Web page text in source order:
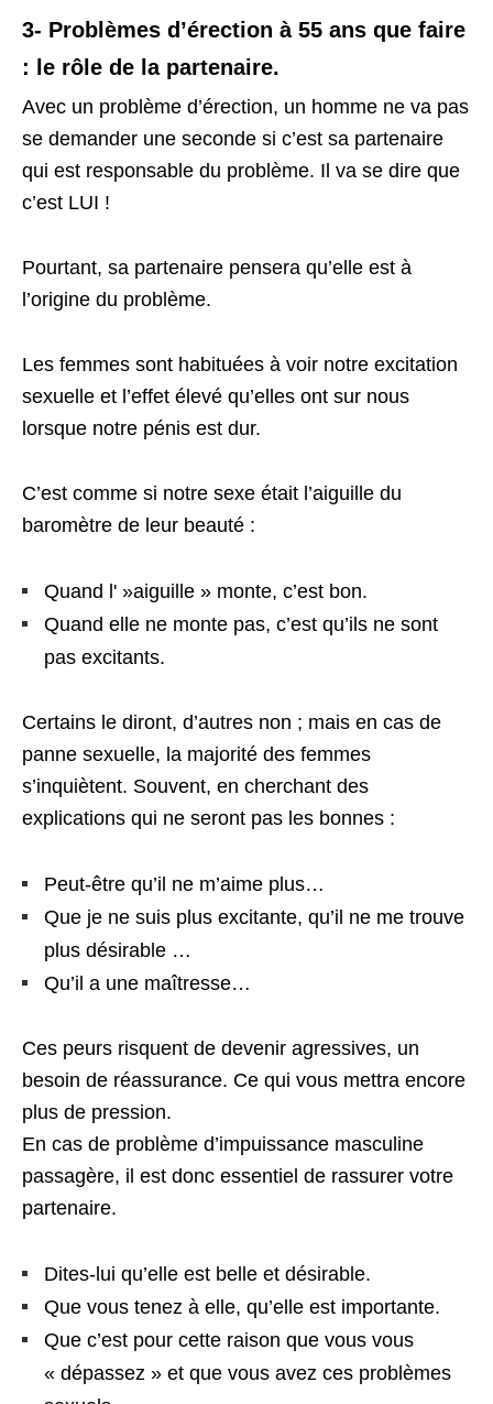
3- Problèmes d’érection à 55 ans que faire
: le rôle de la partenaire.
Avec un problème d’érection, un homme ne va pas
se demander une seconde si c’est sa partenaire
qui est responsable du problème. Il va se dire que
c’est LUI !
Pourtant, sa partenaire pensera qu’elle est à
l’origine du problème.
Les femmes sont habituées à voir notre excitation
sexuelle et l’effet élevé qu’elles ont sur nous
lorsque notre pénis est dur.
C’est comme si notre sexe était l’aiguille du
baromètre de leur beauté :
Quand l' »aiguille » monte, c’est bon.
Quand elle ne monte pas, c’est qu’ils ne sont
pas excitants.
Certains le diront, d’autres non ; mais en cas de
panne sexuelle, la majorité des femmes
s’inquiètent. Souvent, en cherchant des
explications qui ne seront pas les bonnes :
Peut-être qu’il ne m’aime plus…
Que je ne suis plus excitante, qu’il ne me trouve
plus désirable …
Qu’il a une maîtresse…
Ces peurs risquent de devenir agressives, un
besoin de réassurance. Ce qui vous mettra encore
plus de pression.
En cas de problème d’impuissance masculine
passagère, il est donc essentiel de rassurer votre
partenaire.
Dites-lui qu’elle est belle et désirable.
Que vous tenez à elle, qu’elle est importante.
Que c’est pour cette raison que vous vous
« dépassez » et que vous avez ces problèmes